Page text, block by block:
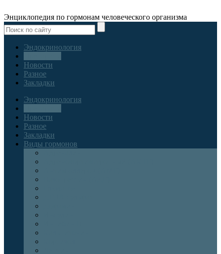
Энциклопедия по гормонам человеческого организма
Эндокринология
Новости
Разное
Закладки
Эндокринология
Новости
Разное
Закладки
Виды гормонов